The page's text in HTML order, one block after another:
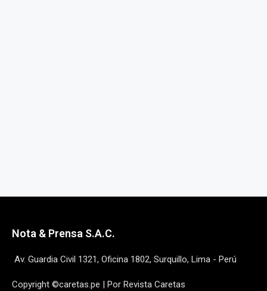
Nota & Prensa S.A.C.
Av. Guardia Civil 1321, Oficina 1802, Surquillo, Lima - Perú
Copyright ©caretas.pe | Por Revista Caretas